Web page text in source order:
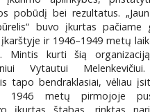
pobūdį bei rezultatus.
buvo įkurtas pačiame
ir 1946–1949 metų
Mintis kurti šią
Vytautui Melenkevičiui.
tapo bendraklasiai, vėliau
1946 metų pirmojoje